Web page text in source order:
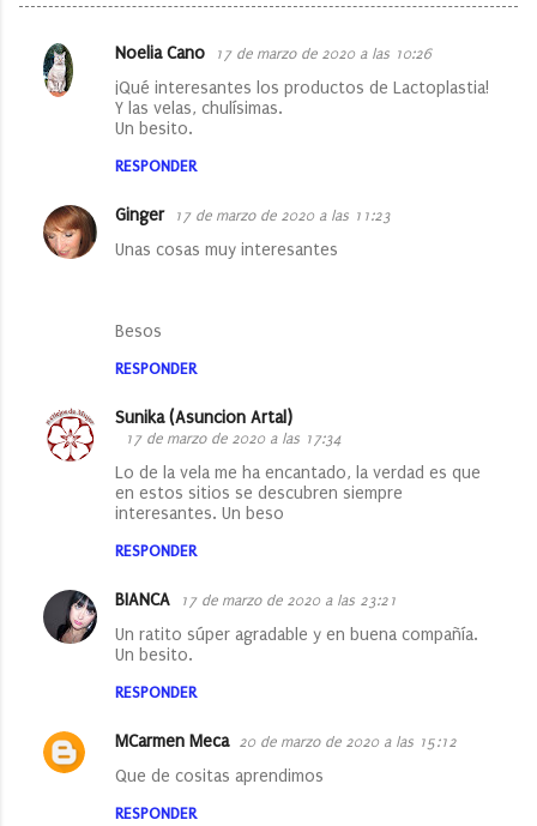
C
o
t
Noelia Cano 17 de marzo de 2020 a las 10:26
¡Qué interesantes los productos de Lactoplastia!
Y las velas, chulísimas.
Un besito.
RESPONDER
Ginger 17 de marzo de 2020 a las 11:23
Unas cosas muy interesantes
Besos
RESPONDER
Sunika (Asuncion Artal)
17 de marzo de 2020 a las 17:34
Lo de la vela me ha encantado, la verdad es que
en estos sitios se descubren siempre
interesantes. Un beso
RESPONDER
BIANCA 17 de marzo de 2020 a las 23:21
Un ratito súper agradable y en buena compañía.
Un besito.
RESPONDER
MCarmen Meca 20 de marzo de 2020 a las 15:12
Que de cositas aprendimos
RESPONDER